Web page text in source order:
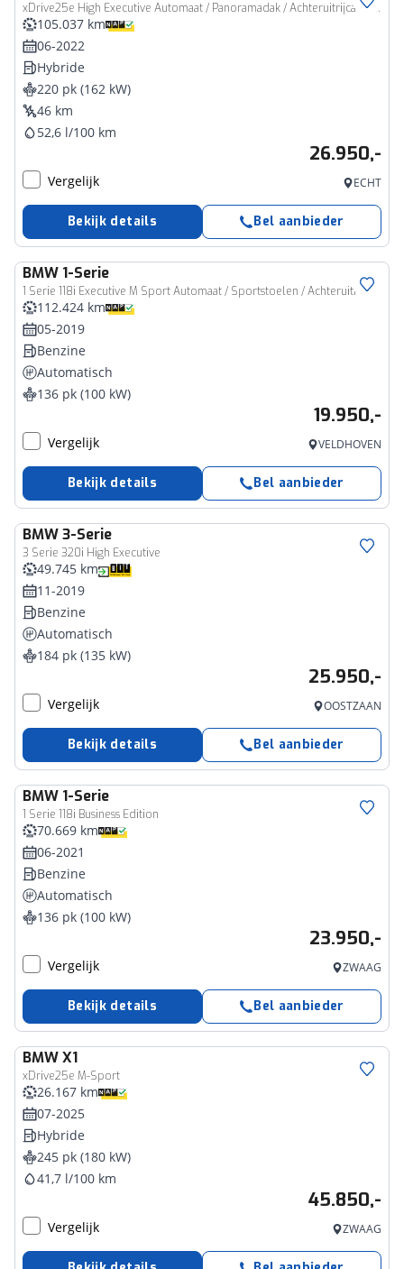
xDrive25e High Executive Automaat / Panoramadak / Achteruitrijcamera / Comfort Access / LED / Head-Up / Stoelverwarming
105.037 km
06-2022
Hybride
220 pk (162 kW)
46 km
52,6 l/100 km
26.950,-
Vergelijk ECHT
Bekijk details Bel aanbieder
BMW 1-Serie
1 Serie 118i Executive M Sport Automaat / Sportstoelen / Achteruitrijcamera / Adaptieve LED / M Sportonderstel / Navigatie Professional / Stoelverwarming
112.424 km
05-2019
Benzine
Automatisch
136 pk (100 kW)
19.950,-
Vergelijk VELDHOVEN
Bekijk details Bel aanbieder
BMW3-Serie
3 Serie 320i High Executive
49.745 km
11-2019
Benzine
Automatisch
184 pk (135 kW)
25.950,-
Vergelijk OOSTZAAN
Bekijk details Bel aanbieder
BMW 1-Serie
1 Serie 118i Business Edition
70.669 km
06-2021
Benzine
Automatisch
136 pk (100 kW)
23.950,-
Vergelijk ZWAAG
Bekijk details Bel aanbieder
BMWX1
xDrive25e M-Sport
26.167 km
07-2025
Hybride
245 pk (180 kW)
41,7 l/100 km
45.850,-
Vergelijk ZWAAG